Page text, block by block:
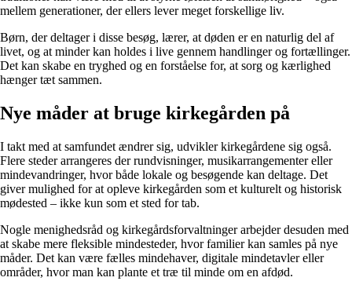
mellem generationer, der ellers lever meget forskellige liv.
Børn, der deltager i disse besøg, lærer, at døden er en naturlig del af
livet, og at minder kan holdes i live gennem handlinger og fortællinger.
Det kan skabe en tryghed og en forståelse for, at sorg og kærlighed
hænger tæt sammen.
Nye måder at bruge kirkegården på
I takt med at samfundet ændrer sig, udvikler kirkegårdene sig også.
Flere steder arrangeres der rundvisninger, musikarrangementer eller
mindevandringer, hvor både lokale og besøgende kan deltage. Det
giver mulighed for at opleve kirkegården som et kulturelt og historisk
mødested – ikke kun som et sted for tab.
Nogle menighedsråd og kirkegårdsforvaltninger arbejder desuden med
at skabe mere fleksible mindesteder, hvor familier kan samles på nye
måder. Det kan være fælles mindehaver, digitale mindetavler eller
områder, hvor man kan plante et træ til minde om en afdød.